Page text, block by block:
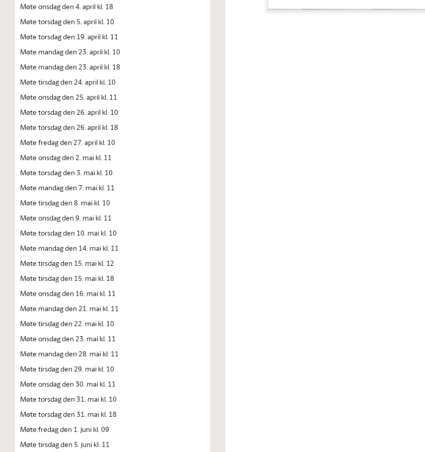
Møte onsdag den 4. april kl. 18
Møte torsdag den 5. april kl. 10
Møte torsdag den 19. april kl. 11
Møte mandag den 23. april kl. 10
Møte mandag den 23. april kl. 18
Møte tirsdag den 24. april kl. 10
Møte onsdag den 25. april kl. 11
Møte torsdag den 26. april kl. 10
Møte torsdag den 26. april kl. 18
Møte fredag den 27. april kl. 10
Møte onsdag den 2. mai kl. 11
Møte torsdag den 3. mai kl. 10
Møte mandag den 7. mai kl. 11
Møte tirsdag den 8. mai kl. 10
Møte onsdag den 9. mai kl. 11
Møte torsdag den 10. mai kl. 10
Møte mandag den 14. mai kl. 11
Møte tirsdag den 15. mai kl. 12
Møte tirsdag den 15. mai kl. 18
Møte onsdag den 16. mai kl. 11
Møte mandag den 21. mai kl. 11
Møte tirsdag den 22. mai kl. 10
Møte onsdag den 23. mai kl. 11
Møte mandag den 28. mai kl. 11
Møte tirsdag den 29. mai kl. 10
Møte onsdag den 30. mai kl. 11
Møte torsdag den 31. mai kl. 10
Møte torsdag den 31. mai kl. 18
Møte fredag den 1. juni kl. 09
Møte tirsdag den 5. juni kl. 11